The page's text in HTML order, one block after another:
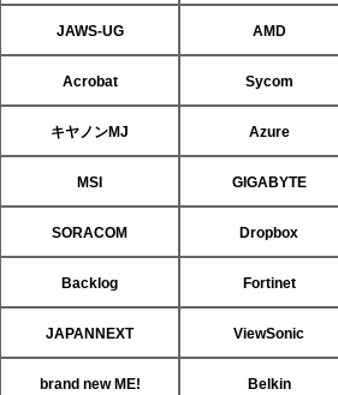
JAWS-UG AMD
Acrobat Sycom
キヤノンMJ Azure
MSI GIGABYTE
SORACOM Dropbox
Backlog Fortinet
JAPANNEXT ViewSonic
brand new ME! Belkin